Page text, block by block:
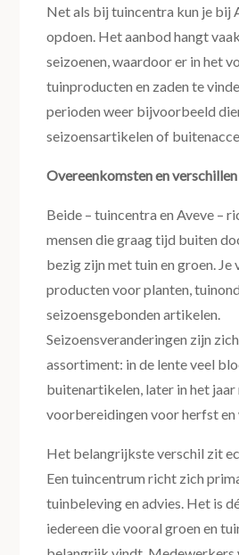
Net als bij tuincentra kun je bij
opdoen. Het aanbod hangt
seizoenen, waardoor er in het
tuinproducten en zaden te
perioden weer bijvoorbeeld
seizoensartikelen of
Overeenkomsten en verschillen
Beide – tuincentra en Aveve –
mensen die graag tijd buiten
bezig zijn met tuin en groen.
producten voor planten,
seizoensgebonden artikelen.
Seizoensveranderingen zijn
assortiment: in de lente veel
buitenartikelen, later in het jaar
voorbereidingen voor herfst en
Het belangrijkste verschil zit
Een tuincentrum richt zich
tuinbeleving en advies. Het is
iedereen die vooral groen en